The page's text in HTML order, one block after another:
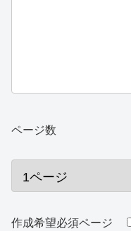
ページ数
作成希望必須ページ